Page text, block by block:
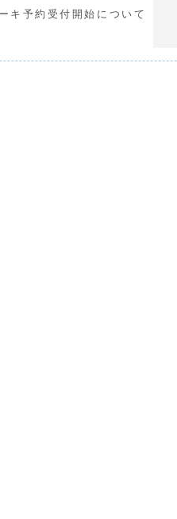
キ予約受付開始について